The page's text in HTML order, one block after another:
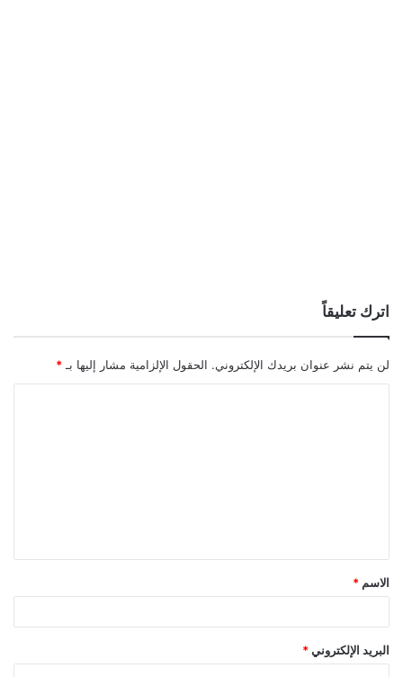
اترك تعليقاً
لن يتم نشر عنوان بريدك الإلكتروني. الحقول الإلزامية مشار إليها بـ *
ق
*
الاسم *
البريد الإلكتروني *